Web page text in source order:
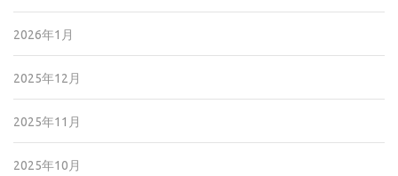
2026年1月
2025年12月
2025年11月
2025年10月